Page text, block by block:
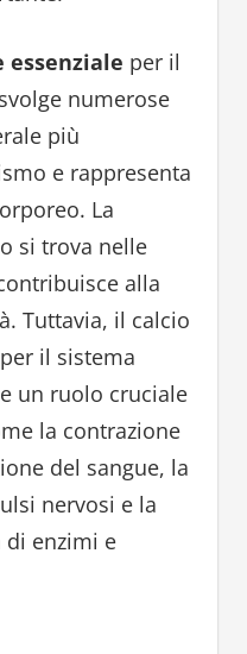
essenziale per il
numerose
più
e rappresenta
La
si trova nelle
alla
Tuttavia, il calcio
il sistema
un ruolo cruciale
la contrazione
del sangue, la
nervosi e la
di enzimi e